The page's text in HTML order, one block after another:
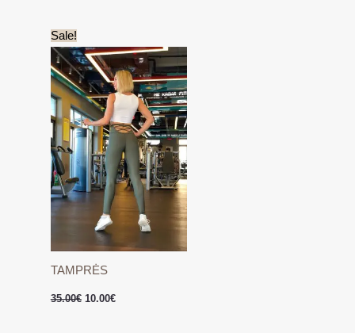
Sale!
TAMPRĖS
35.00€
price
was:
35.00€.
10.00€
price
is:
10.00€.